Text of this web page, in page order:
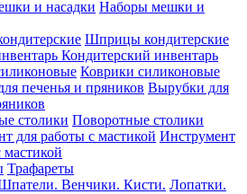
Наборы мешки и
Шприцы кондитерские
Кондитерский инвентарь
Коврики силиконовые
Вырубки для
Поворотные столики
Инструмент
мастикой
Трафареты
Лопатки.